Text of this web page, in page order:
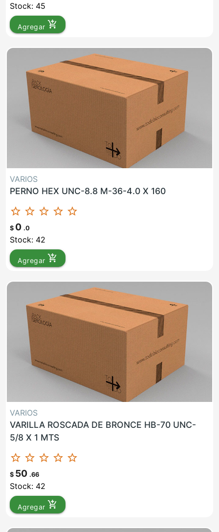
Stock: 45
Agregar add_shopping_cart
VARIOS
PERNO HEX UNC-8.8 M-36-4.0 X 160
star_border star_border star_border star_border star_border
$ 0 .0
Stock: 42
Agregar add_shopping_cart
VARIOS
VARILLA ROSCADA DE BRONCE HB-70 UNC-
5/8 X 1 MTS
star_border star_border star_border star_border star_border
$ 50 .66
Stock: 42
Agregar add_shopping_cart